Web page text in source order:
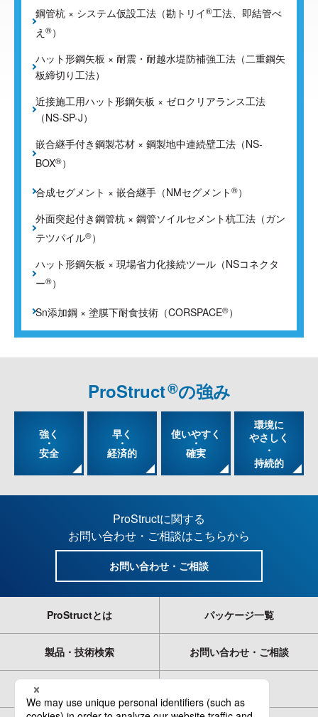
周辺環境
隣接構造物に対する影響
®
®
®
®
鋼管杭 × システム仮設工法（勘トリイ®工法、即結管べ
え ®）
ハット形鋼矢板 × 耐震・耐越水堤防補強工法（二重鋼矢
板締切り工法）
近接施工用ハット形鋼矢板 × ゼロクリアランス工法
（NS-SP-J）
嵌合継手付き鋼製芯材 × 鋼製地中連続壁工法（NS-
BOX®）
合成セグメント × 嵌合継手（NMセグメント®）
外面突起付き鋼管杭 × 鋼管ソイルセメント杭工法（ガン
テツパイル®）
ハット形鋼矢板 × 現場省力化接続ツール（NSコネクタ
ー®）
Sn添加鋼 × 塗膜下耐食技術（CORSPACE®）
ProStruct®の強み
強く
・
安全
早く
・
経済的
使いやすく
・
確実
環境に
やさしく
・
持続的
ProStructに関する
お問い合わせ・ご相談はこちらから
お問い合わせ・ご相談
ProStructとは パッケージ一覧
製品・技術検索 お問い合わせ・ご相談
カタログダウンロード